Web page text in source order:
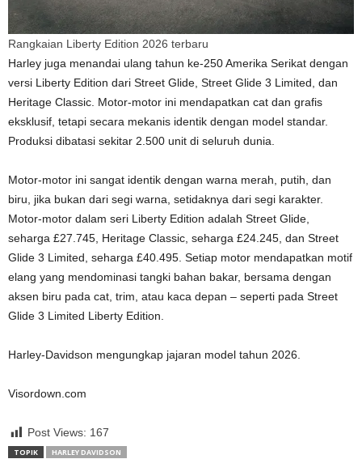
Rangkaian Liberty Edition 2026 terbaru
Harley juga menandai ulang tahun ke-250 Amerika Serikat dengan
versi Liberty Edition dari Street Glide, Street Glide 3 Limited, dan
Heritage Classic. Motor-motor ini mendapatkan cat dan grafis
eksklusif, tetapi secara mekanis identik dengan model standar.
Produksi dibatasi sekitar 2.500 unit di seluruh dunia.
Motor-motor ini sangat identik dengan warna merah, putih, dan
biru, jika bukan dari segi warna, setidaknya dari segi karakter.
Motor-motor dalam seri Liberty Edition adalah Street Glide,
seharga £27.745, Heritage Classic, seharga £24.245, dan Street
Glide 3 Limited, seharga £40.495. Setiap motor mendapatkan motif
elang yang mendominasi tangki bahan bakar, bersama dengan
aksen biru pada cat, trim, atau kaca depan – seperti pada Street
Glide 3 Limited Liberty Edition.
Harley-Davidson mengungkap jajaran model tahun 2026.
Visordown.com
Post Views: 167
TOPIK HARLEY DAVIDSON